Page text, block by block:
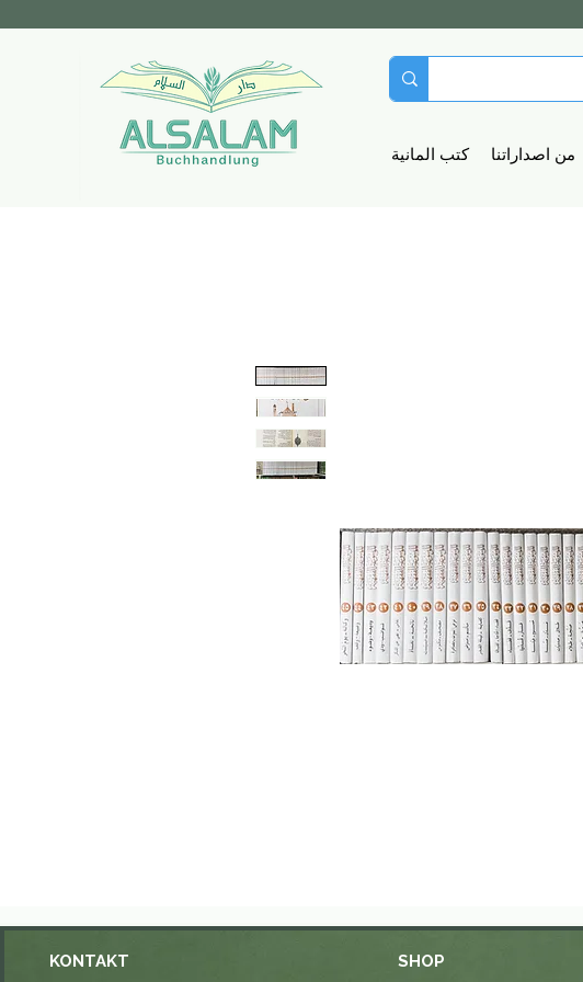
كتب المانية من اصداراتنا
KONTAKT SHOP